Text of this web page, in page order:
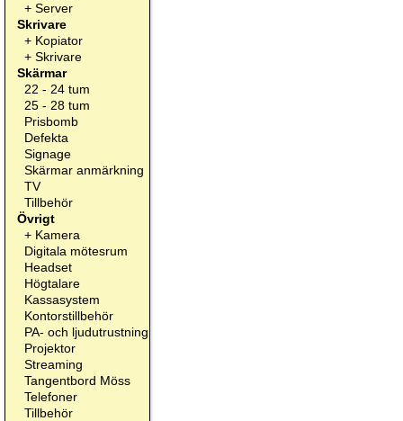
+ Server
Skrivare
+ Kopiator
+ Skrivare
Skärmar
22 - 24 tum
25 - 28 tum
Prisbomb
Defekta
Signage
Skärmar anmärkning
TV
Tillbehör
Övrigt
+ Kamera
Digitala mötesrum
Headset
Högtalare
Kassasystem
Kontorstillbehör
PA- och ljudutrustning
Projektor
Streaming
Tangentbord Möss
Telefoner
Tillbehör